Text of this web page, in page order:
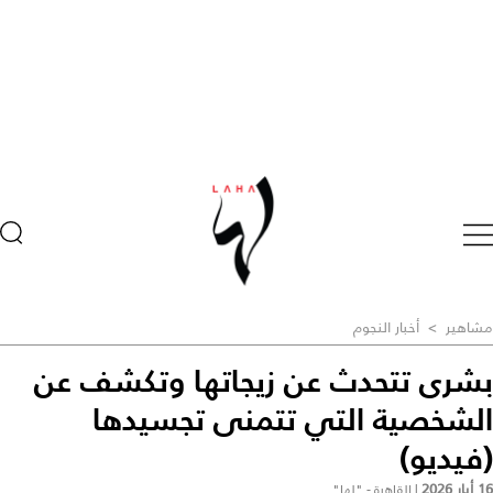
مشاهير > أخبار النجوم
بشرى تتحدث عن زيجاتها وتكشف عن
الشخصية التي تتمنى تجسيدها
(فيديو)